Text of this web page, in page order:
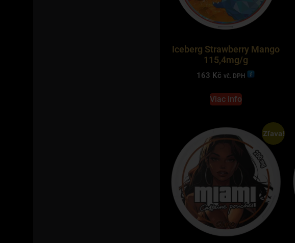
Iceberg Strawberry Mango
115,4mg/g
163 Kč vč. DPH
Viac info
Zľava!